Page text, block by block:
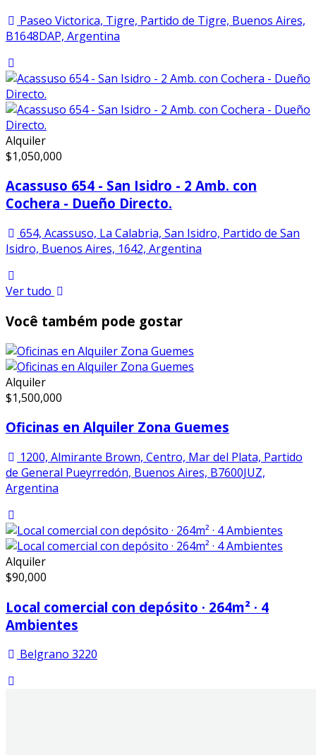
Paseo Victorica, Tigre, Partido de Tigre, Buenos Aires,
B1648DAP, Argentina
Alquiler
$1,050,000
Acassuso 654 - San Isidro - 2 Amb. con
Cochera - Dueño Directo.
654, Acassuso, La Calabria, San Isidro, Partido de San
Isidro, Buenos Aires, 1642, Argentina
Ver tudo
Você também pode gostar
Alquiler
$1,500,000
Oficinas en Alquiler Zona Guemes
1200, Almirante Brown, Centro, Mar del Plata, Partido
de General Pueyrredón, Buenos Aires, B7600JUZ,
Argentina
Alquiler
$90,000
Local comercial con depósito · 264m² · 4
Ambientes
Belgrano 3220